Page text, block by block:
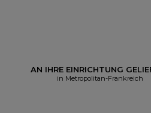
AN IHRE EINRICHTUNG
in Metropolitan-Frankreich